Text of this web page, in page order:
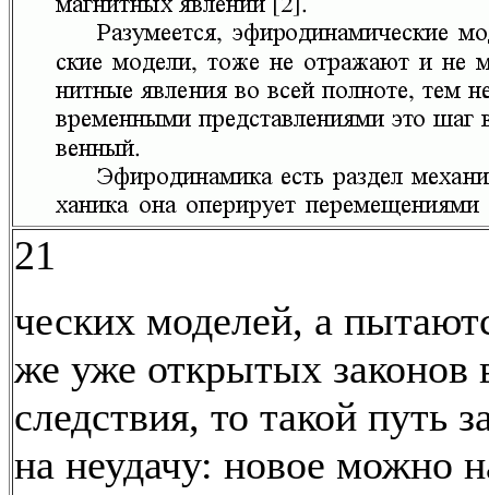
21
ческих моделей, а
же уже открытых законов
следствия, то такой путь
на неудачу: новое можно